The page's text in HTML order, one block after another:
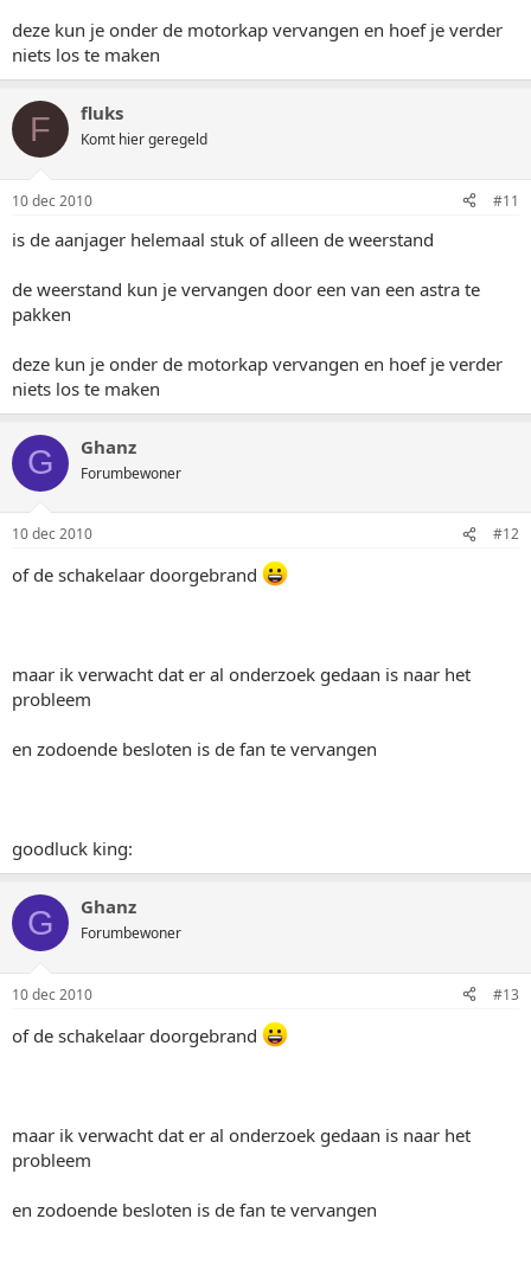
deze kun je onder de motorkap vervangen en hoef je verder
niets los te maken
F fluks
Komt hier geregeld
10 dec 2010 #11
is de aanjager helemaal stuk of alleen de weerstand
de weerstand kun je vervangen door een van een astra te
pakken
deze kun je onder de motorkap vervangen en hoef je verder
niets los te maken
G Ghanz
Forumbewoner
10 dec 2010 #12
of de schakelaar doorgebrand
maar ik verwacht dat er al onderzoek gedaan is naar het
probleem
en zodoende besloten is de fan te vervangen
goodluck king:
G Ghanz
Forumbewoner
10 dec 2010 #13
of de schakelaar doorgebrand
maar ik verwacht dat er al onderzoek gedaan is naar het
probleem
en zodoende besloten is de fan te vervangen